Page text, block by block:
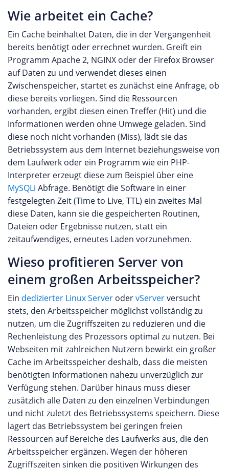
Wie arbeitet ein Cache?
Ein Cache beinhaltet Daten, die in der Vergangenheit
bereits benötigt oder errechnet wurden. Greift ein
Programm Apache 2, NGINX oder der Firefox Browser
auf Daten zu und verwendet dieses einen
Zwischenspeicher, startet es zunächst eine Anfrage, ob
diese bereits vorliegen. Sind die Ressourcen
vorhanden, ergibt diesen einen Treffer (Hit) und die
Informationen werden ohne Umwege geladen. Sind
diese noch nicht vorhanden (Miss), lädt sie das
Betriebssystem aus dem Internet beziehungsweise von
dem Laufwerk oder ein Programm wie ein PHP-
Interpreter erzeugt diese zum Beispiel über eine
MySQLi Abfrage. Benötigt die Software in einer
festgelegten Zeit (Time to Live, TTL) ein zweites Mal
diese Daten, kann sie die gespeicherten Routinen,
Dateien oder Ergebnisse nutzen, statt ein
zeitaufwendiges, erneutes Laden vorzunehmen.
Wieso profitieren Server von
einem großen Arbeitsspeicher?
Ein dedizierter Linux Server odervServerversucht
stets, den Arbeitsspeicher möglichst vollständig zu
nutzen, um die Zugriffszeiten zu reduzieren und die
Rechenleistung des Prozessors optimal zu nutzen. Bei
Webseiten mit zahlreichen Nutzern bewirkt ein großer
Cache im Arbeitsspeicher deshalb, dass die meisten
benötigten Informationen nahezu unverzüglich zur
Verfügung stehen. Darüber hinaus muss dieser
zusätzlich alle Daten zu den einzelnen Verbindungen
und nicht zuletzt des Betriebssystems speichern. Diese
lagert das Betriebssystem bei geringen freien
Ressourcen auf Bereiche des Laufwerks aus, die den
Arbeitsspeicher ergänzen. Wegen der höheren
Zugriffszeiten sinken die positiven Wirkungen des